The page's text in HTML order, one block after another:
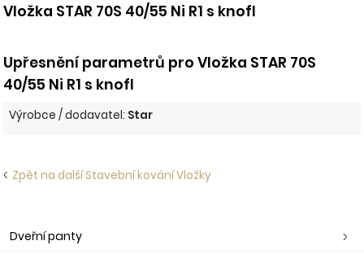
Vložka STAR 70S 40/55 Ni R1 s knofl
Upřesnění parametrů pro Vložka STAR 70S
40/55 Ni R1 s knofl
Výrobce / dodavatel: Star
Zpět na další Stavební kování Vložky
Dveřní panty